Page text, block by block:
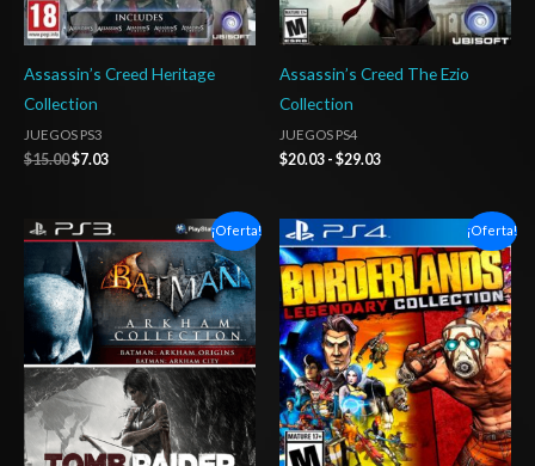
Assassin’s Creed Heritage
Collection
JUEGOS PS3
$15.00$7.03
Assassin’s Creed The Ezio
Collection
JUEGOS PS4
$20.03 - $29.03
¡Oferta!
El
precio
original
era:
$14.00.
El
precio
actual
es:
$7.03.
¡Oferta!
Rango
de
precios:
desde
$6.03
hasta
$10.03